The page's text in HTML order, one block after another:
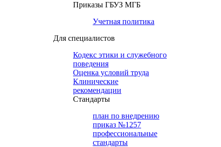
Приказы ГБУЗ МГБ
Учетная политика
Для специалистов
Кодекс этики и служебного
поведения
Оценка условий труда
Клинические
рекомендации
Cтандарты
план по внедрению
приказ №1257
профессиональные
стандарты